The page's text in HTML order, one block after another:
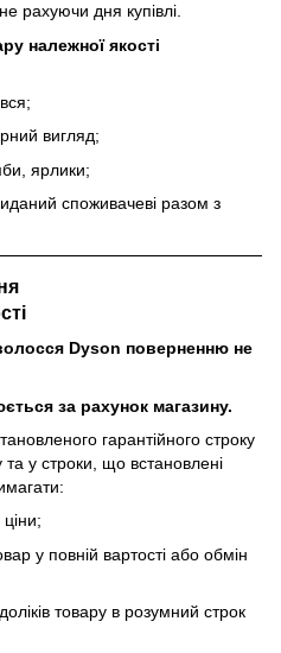
рахуючи дня купівлі.
належної якості
вигляд;
ярлики;
споживачеві разом з
Dyson поверненню не
за рахунок магазину.
гарантійного строку
та у строки, що встановлені
у повній вартості або обмін
товару в розумний строк